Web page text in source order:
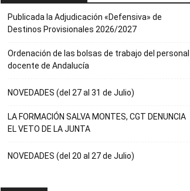
Publicada la Adjudicación «Defensiva» de
Destinos Provisionales 2026/2027
Ordenación de las bolsas de trabajo del personal
docente de Andalucía
NOVEDADES (del 27 al 31 de Julio)
LA FORMACIÓN SALVA MONTES, CGT DENUNCIA
EL VETO DE LA JUNTA
NOVEDADES (del 20 al 27 de Julio)